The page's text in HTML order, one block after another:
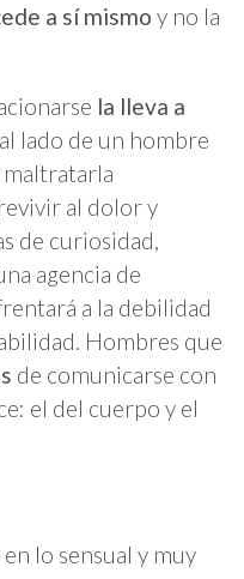
a sí mismo y no la
la lleva a
al lado de un hombre
maltratarla
al dolor y
de curiosidad,
agencia de
a la debilidad
Hombres que
de comunicarse con
el del cuerpo y el
lo sensual y muy